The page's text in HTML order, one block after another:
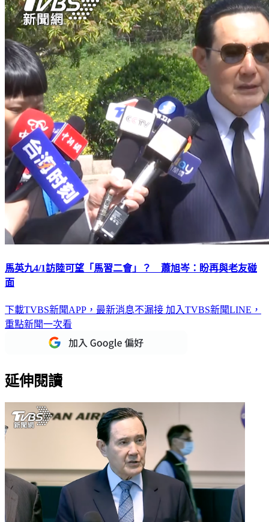
馬英九4/1訪陸可望「馬習二會」？ 蕭旭岑：盼再與老友碰
面
下載TVBS新聞APP，最新消息不漏接 加入TVBS新聞LINE，
重點新聞一次看
延伸閱讀